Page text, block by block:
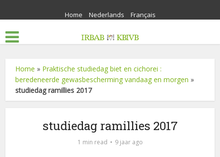
Home Nederlands Français
Home » Praktische studiedag biet en cichorei :
beredeneerde gewasbescherming vandaag en morgen »
studiedag ramillies 2017
studiedag ramillies 2017
1 min read 9 jaar ago